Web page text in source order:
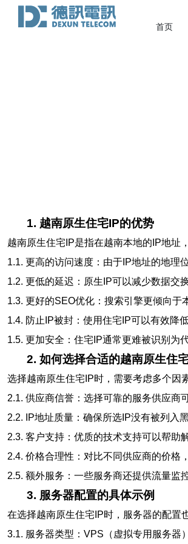
首页
1. 越南原生住宅IP的优势
越南原生住宅IP是指在越南本地的IP地址
1.1. 更高的访问速度：由于IP地址的地理
1.2. 更低的延迟：原生IP可以减少数据交
1.3. 更好的SEO优化：搜索引擎更倾向于
1.4. 防止IP被封：使用住宅IP可以有效降
1.5. 更加安全：住宅IP通常更难被识别为
2. 如何选择合适的越南原生住
选择越南原生住宅IP时，需要考虑多个因
2.1. 供应商信誉：选择可靠的服务供应商
2.2. IP地址质量：确保所选IP没有被列入
2.3. 客户支持：优质的技术支持可以帮助
2.4. 价格合理性：对比不同供应商的价格
2.5. 额外服务：一些服务商还提供流量监
3. 服务器配置的具体示例
在选择越南原生住宅IP时，服务器的配置
3.1. 服务器类型：VPS（虚拟专用服务器）